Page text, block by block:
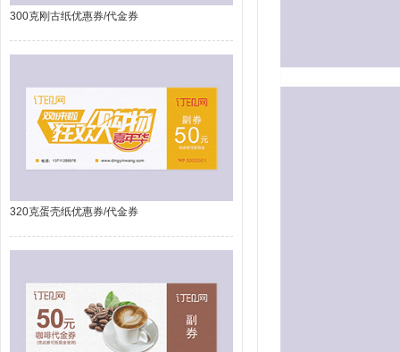
300克刚古纸优惠券/代金券
320克蛋壳纸优惠券/代金券